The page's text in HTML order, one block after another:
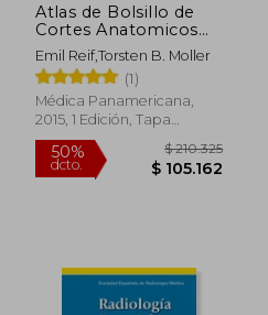
55%
dcto. $ 49.827
Atlas de Bolsillo de
Cortes Anatomicos
(2) 4º Edicion
Emil Reif,Torsten B. Moller
(1)
Médica Panamericana,
2015, 1 Edición, Tapa
Blanda, Nuevo